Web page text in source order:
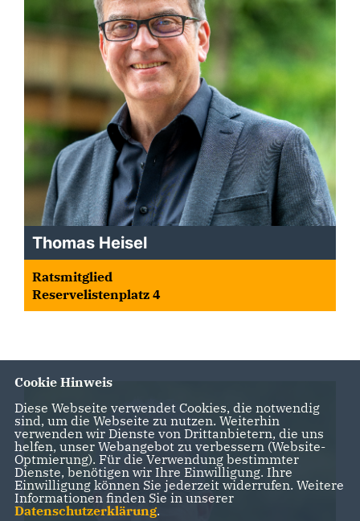
Thomas Heisel
Ratsmitglied
Reservelistenplatz 4
Cookie Hinweis
Diese Webseite verwendet Cookies, die notwendig
sind, um die Webseite zu nutzen. Weiterhin
verwenden wir Dienste von Drittanbietern, die uns
helfen, unser Webangebot zu verbessern (Website-
Optmierung). Für die Verwendung bestimmter
Dienste, benötigen wir Ihre Einwilligung. Ihre
Einwilligung können Sie jederzeit widerrufen. Weitere
Informationen finden Sie in unserer
Datenschutzerklärung.